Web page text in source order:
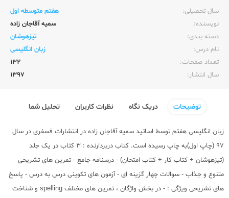
سال تحصیلی:‌
هفتم متوسطه اول
نویسنده:‌
سمیه آقاجان زاده
دسته بندی:
تیزهوشان
نام درس:
زبان انگلیسی
تعداد صفحات:‌
132
سال انتشار:‌
1397
توضیحات دریک نگاه نظرات کاربران تحلیل شما
زبان انگلیسی هفتم توسط اساتید سمیه آقاجان زاده در انتشارات فسفری در سال
97 (چاپ اول)به چاپ رسیده است. کتاب دربردارنده : 3 کتاب در یک جلد
(تیزهوشان + کتاب کار + کتاب امتحان) - درسنامه جامع - تمرین های تشریحی
متنوع و جذاب - سوالات چهار گزینه ای - آزمون های تکوینی درس به درس - پاسخ
های تشریحی ویژگی : - در بخش واژگان ، تمرین های مختلف spelling و شناخت